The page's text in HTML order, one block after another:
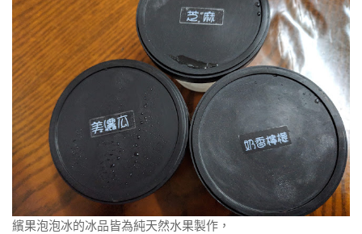
繽果泡泡冰的冰品皆為純天然水果製作，